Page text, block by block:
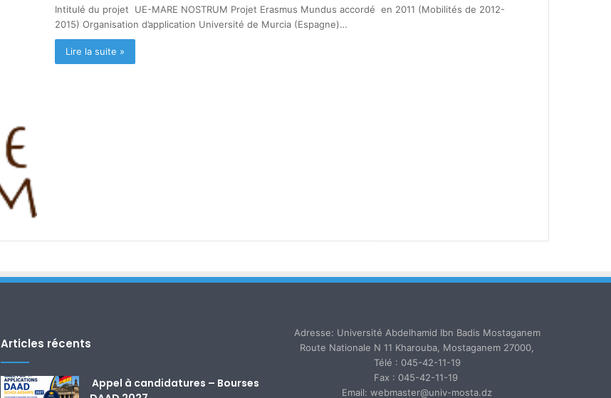
Intitulé du projet UE-MARE NOSTRUM Projet Erasmus Mundus accordé en 2011 (Mobilités de 2012-
2015) Organisation d’application Université de Murcia (Espagne)…
Lire la suite »
Articles récents
Appel à candidatures – Bourses
Adresse: Université Abdelhamid Ibn Badis Mostaganem
Route Nationale N 11 Kharouba, Mostaganem 27000,
Télé : 045-42-11-19
Fax : 045-42-11-19
Email: webmaster@univ-mosta.dz